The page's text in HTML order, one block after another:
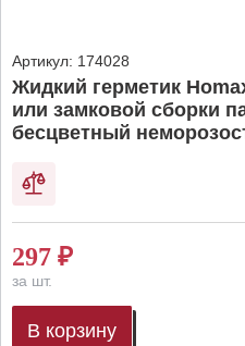
Артикул: 174028
Жидкий герметик
или замковой сборки
бесцветный
297 ₽
за шт.
В корзину